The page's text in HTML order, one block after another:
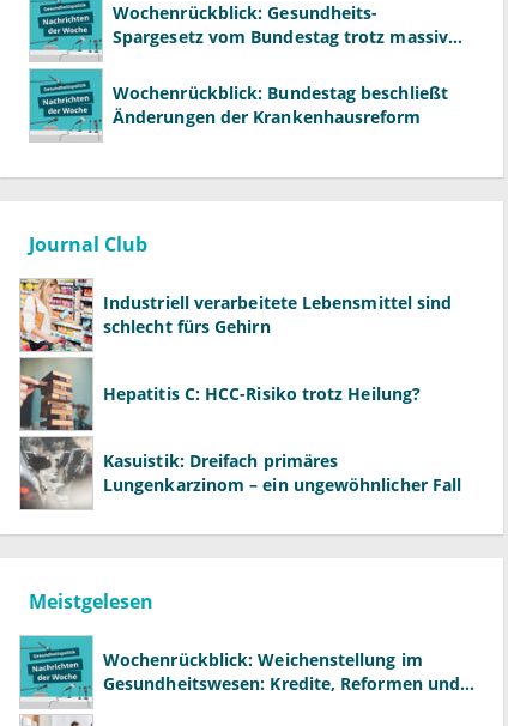
Wochenrückblick: Gesundheits-
Spargesetz vom Bundestag trotz massiver
Wochenrückblick: Bundestag beschließt
Änderungen der Krankenhausreform
Journal Club
Industriell verarbeitete Lebensmittel sind
schlecht fürs Gehirn
Hepatitis C: HCC-Risiko trotz Heilung?
Kasuistik: Dreifach primäres
Lungenkarzinom – ein ungewöhnlicher Fall
Meistgelesen
Wochenrückblick: Weichenstellung im
Gesundheitswesen: Kredite, Reformen und